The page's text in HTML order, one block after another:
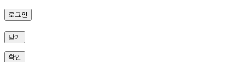
로그인
닫기
확인